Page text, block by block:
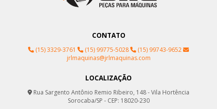
CONTATO
(15) 3329-3761 (15) 99775-5028
(15) 99743-9652
jrlmaquinas@jrlmaquinas.com
LOCALIZAÇÃO
Rua Sargento Antônio Remio Ribeiro, 148 - Vila Hortência
Sorocaba/SP - CEP: 18020-230